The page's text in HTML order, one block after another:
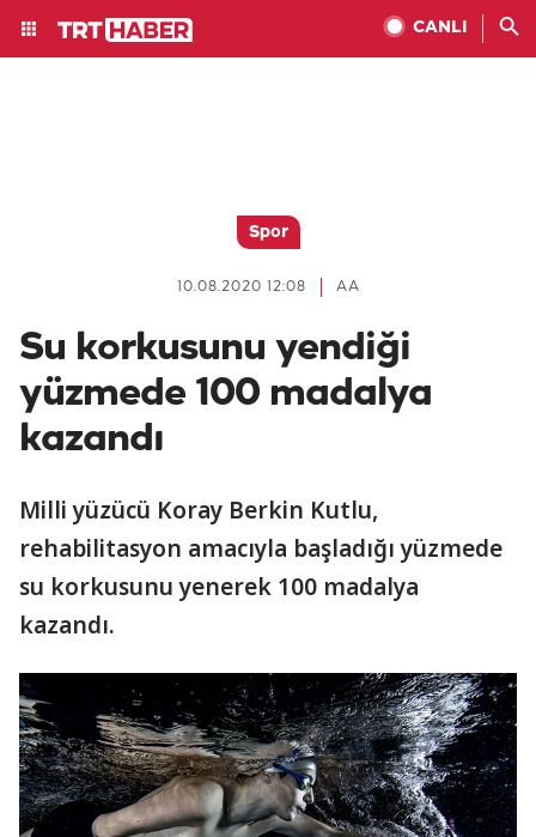
CANLI
Spor
AA
10.08.2020 12:08
Su korkusunu yendiği
yüzmede 100 madalya
kazandı
Milli yüzücü Koray Berkin Kutlu,
rehabilitasyon amacıyla başladığı yüzmede
su korkusunu yenerek 100 madalya
kazandı.